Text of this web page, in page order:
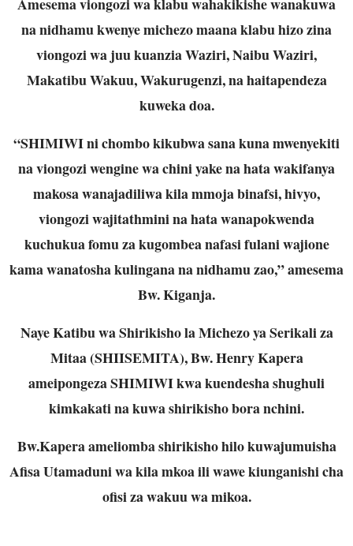
na nidhamu kwenye michezo maana klabu hizo zina
viongozi wa juu kuanzia Waziri, Naibu Waziri,
Makatibu Wakuu, Wakurugenzi, na haitapendeza
kuweka doa.
“SHIMIWI ni chombo kikubwa sana kuna mwenyekiti
na viongozi wengine wa chini yake na hata wakifanya
makosa wanajadiliwa kila mmoja binafsi, hivyo,
viongozi wajitathmini na hata wanapokwenda
kuchukua fomu za kugombea nafasi fulani wajione
kama wanatosha kulingana na nidhamu zao,” amesema
Bw. Kiganja.
Naye Katibu wa Shirikisho la Michezo ya Serikali za
Mitaa (SHIISEMITA), Bw. Henry Kapera
ameipongeza SHIMIWI kwa kuendesha shughuli
kimkakati na kuwa shirikisho bora nchini.
Bw.Kapera ameliomba shirikisho hilo kuwajumuisha
Afisa Utamaduni wa kila mkoa ili wawe kiunganishi cha
ofisi za wakuu wa mikoa.